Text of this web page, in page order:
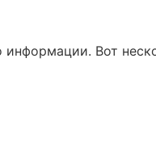
информации. Вот